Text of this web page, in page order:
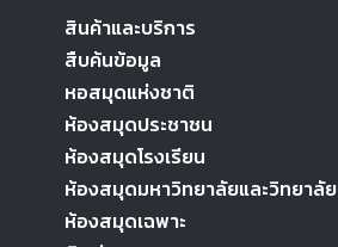
สินค้าและบริการ
สืบค้นข้อมูล
หอสมุดแห่งชาติ
ห้องสมุดประชาชน
ห้องสมุดโรงเรียน
ห้องสมุดมหาวิทยาลัยและวิทยาลัย
ห้องสมุดเฉพาะ